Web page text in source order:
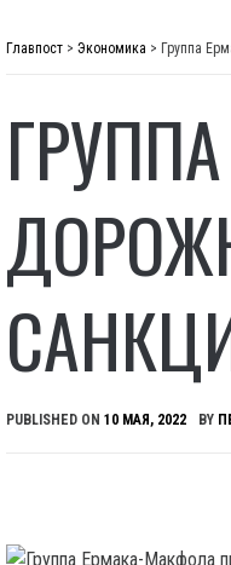
Главпост > Экономика > Группа
PUBLISHED ON 10 МАЯ, 2022 BY